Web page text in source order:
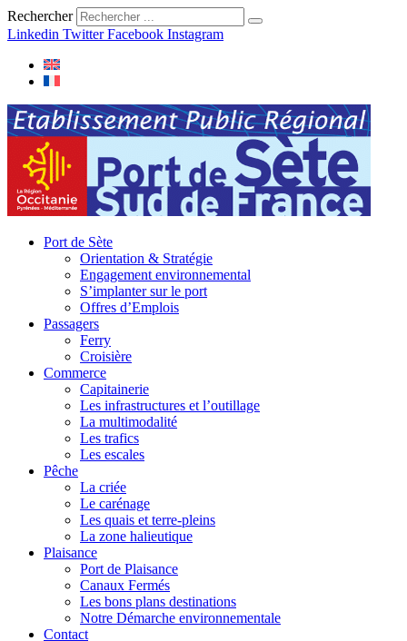
Rechercher
Linkedin Twitter Facebook Instagram
Port de Sète
Orientation & Stratégie
Engagement environnemental
S’implanter sur le port
Offres d’Emplois
Passagers
Ferry
Croisière
Commerce
Capitainerie
Les infrastructures et l’outillage
La multimodalité
Les trafics
Les escales
Pêche
La criée
Le carénage
Les quais et terre-pleins
La zone halieutique
Plaisance
Port de Plaisance
Canaux Fermés
Les bons plans destinations
Notre Démarche environnementale
Contact